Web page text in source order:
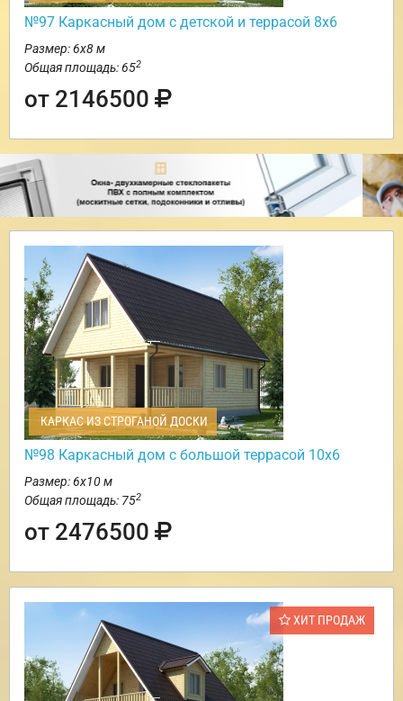
№97 Каркасный дом с детской и террасой 8х6
Размер: 6х8 м
Общая площадь: 652
от 2146500
КАРКАС ИЗ СТРОГАНОЙ ДОСКИ
№98 Каркасный дом с большой террасой 10х6
Размер: 6х10 м
Общая площадь: 752
от 2476500
ХИТ ПРОДАЖ